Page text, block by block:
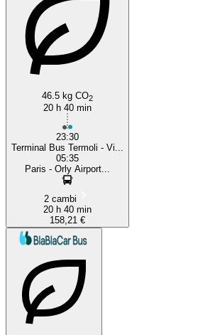
46.5 kg CO2
20 h 40 min
23:30
Terminal Bus Termoli - Vi...
05:35
Paris - Orly Airport...
2 cambi
20 h 40 min
158,21 €